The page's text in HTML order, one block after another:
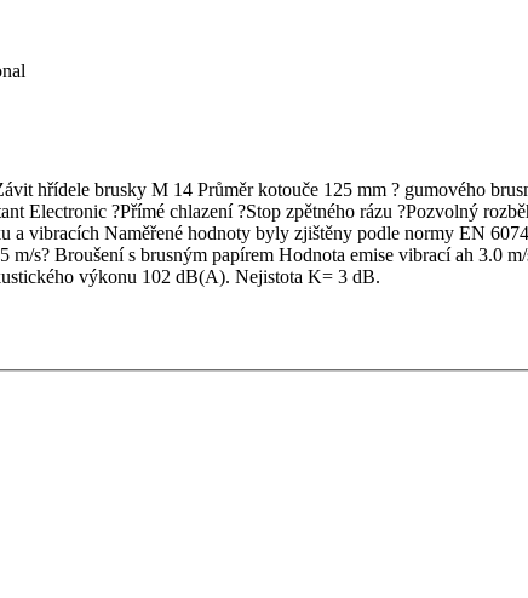
hřídele brusky M 14 Průměr kotouče 125 mm ? gumového
Electronic ?Přímé chlazení ?Stop zpětného rázu ?Pozvolný
vibracích Naměřené hodnoty byly zjištěny podle normy EN
s? Broušení s brusným papírem Hodnota emise vibrací ah 3.0
výkonu 102 dB(A). Nejistota K= 3 dB.